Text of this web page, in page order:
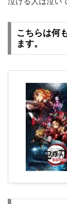
こちらは何
ます。